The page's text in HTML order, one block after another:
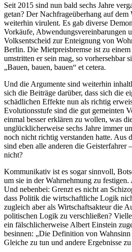
Seit 2015 sind nun bald sechs Jahre
getan? Der Nachfrageüberhang auf dem
weiterhin virulent. Es gab diverse
Vorkäufe, Abwendungsvereinbarungen
Volksentscheid zur Enteignung von
Berlin. Die Mietpreisbremse ist zu
umstritten er sein mag, so vorhersehbar
„Bauen, bauen, bauen“ et cetera.
Und die Argumente sind weiterhin
sich die Beiträge darüber, dass sich die
schädlichen Effekte nun als richtig
Evolutionsstufe sind die gut gemeinten
einmal besser erklären zu wollen, was
unglücklicherweise sechs Jahre immer
noch nicht richtig verstanden hatte. Aus
sind eben alle anderen die Geisterfahrer
nicht?
Kommunikativ ist es sogar sinnvoll,
um sie in der Wahrnehmung zu festigen.
Und nebenbei: Grenzt es nicht an
dass Politik die wirtschaftliche Logik
zugleich aber als Wirtschaftsakteur die
politischen Logik zu verschließen?
ein fälschlicherweise Albert Einstein
besinnen: „Die Definition von
Gleiche zu tun und andere Ergebnisse